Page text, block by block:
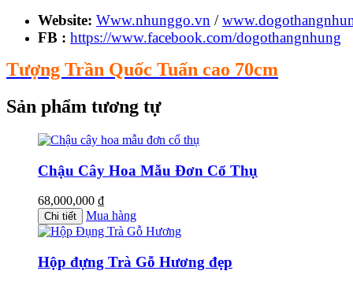
Website: Www.nhunggo.vn /
FB : https://www.facebook.com/dogothangnhung
Tượng Trần Quốc Tuấn cao 70cm
Sản phẩm tương tự
Chậu Cây Hoa Mẫu Đơn Cổ Thụ
68,000,000 ₫
Chi tiết Mua hàng
Hộp đựng Trà Gỗ Hương đẹp